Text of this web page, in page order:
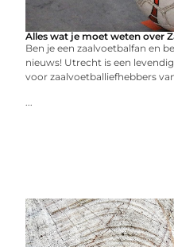
Alles wat je moet weten over
Ben je een zaalvoetbalfan en
nieuws! Utrecht is een
voor zaalvoetballiefhebbers
...